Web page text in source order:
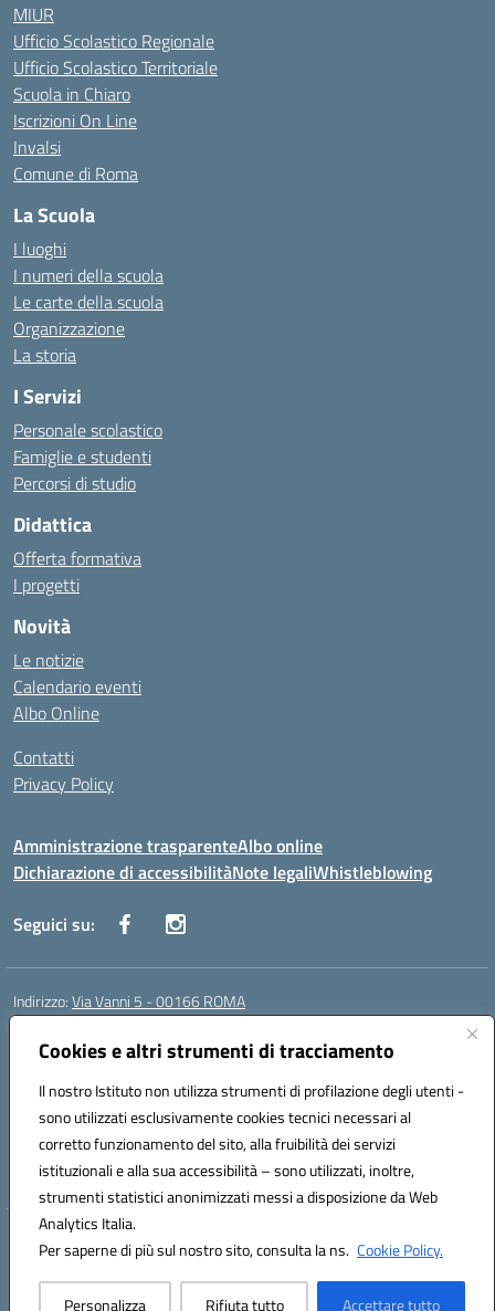
Cookies e altri strumenti di tracciamento
Il nostro Istituto non utilizza strumenti di profilazione degli utenti -
sono utilizzati esclusivamente cookies tecnici necessari al
corretto funzionamento del sito, alla fruibilità dei servizi
istituzionali e alla sua accessibilità – sono utilizzati, inoltre,
strumenti statistici anonimizzati messi a disposizione da Web
Analytics Italia.
Per saperne di più sul nostro sito, consulta la ns. Cookie Policy.
Personalizza Rifiuta tutto Accettare tutto
MIUR
Ufficio Scolastico Regionale
Ufficio Scolastico Territoriale
Scuola in Chiaro
Iscrizioni On Line
Invalsi
Comune di Roma
La Scuola
I luoghi
I numeri della scuola
Le carte della scuola
Organizzazione
La storia
I Servizi
Personale scolastico
Famiglie e studenti
Percorsi di studio
Didattica
Offerta formativa
I progetti
Novità
Le notizie
Calendario eventi
Albo Online
Contatti
Privacy Policy
Amministrazione trasparenteAlbo online
Dichiarazione di accessibilitàNote legaliWhistleblowing
Seguici su:
Indirizzo:Via Vanni 5 - 00166 ROMA
Centralino:
Posta elettronica certificata (PEC):RMIC86500P@pec.istruzione.it
Codice fiscale: 97197050582
Codice meccanografico:RMIC86500P
Codice Indice delle Pubbliche Amministrazioni (IPA): istsc_RMIC86500P
Codice unico di fatturazione (CUF): UFSRRZ
Hosting & Powered by 3D Solution S.r.l.
Concept & Design by Designers Italia